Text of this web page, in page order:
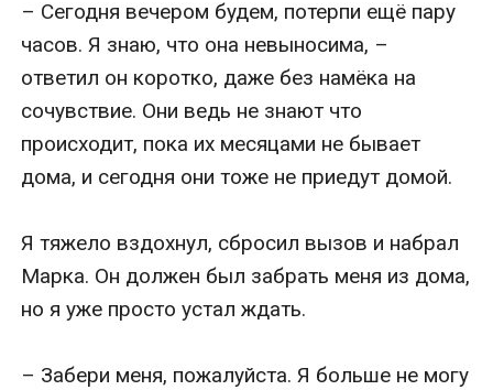
– Сегодня вечером будем, потерпи ещё пару
часов. Я знаю, что она невыносима, –
ответил он коротко, даже без намёка на
сочувствие. Они ведь не знают что
происходит, пока их месяцами не бывает
дома, и сегодня они тоже не приедут домой.
Я тяжело вздохнул, сбросил вызов и набрал
Марка. Он должен был забрать меня из дома,
но я уже просто устал ждать.
– Забери меня, пожалуйста. Я больше не могу